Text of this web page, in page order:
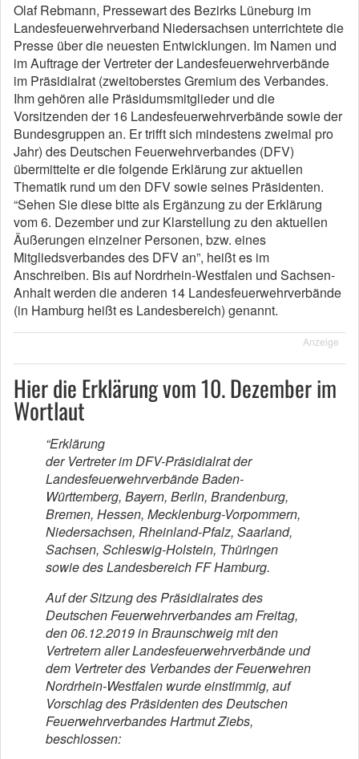
Olaf Rebmann, Pressewart des Bezirks Lüneburg im
Landesfeuerwehrverband Niedersachsen unterrichtete die
Presse über die neuesten Entwicklungen. Im Namen und
im Auftrage der Vertreter der Landesfeuerwehrverbände
im Präsidialrat (zweitoberstes Gremium des Verbandes.
Ihm gehören alle Präsidumsmitglieder und die
Vorsitzenden der 16 Landesfeuerwehrverbände sowie der
Bundesgruppen an. Er trifft sich mindestens zweimal pro
Jahr) des Deutschen Feuerwehrverbandes (DFV)
übermittelte er die folgende Erklärung zur aktuellen
Thematik rund um den DFV sowie seines Präsidenten.
“Sehen Sie diese bitte als Ergänzung zu der Erklärung
vom 6. Dezember und zur Klarstellung zu den aktuellen
Äußerungen einzelner Personen, bzw. eines
Mitgliedsverbandes des DFV an”, heißt es im
Anschreiben. Bis auf Nordrhein-Westfalen und Sachsen-
Anhalt werden die anderen 14 Landesfeuerwehrverbände
(in Hamburg heißt es Landesbereich) genannt.
Anzeige
Hier die Erklärung vom 10. Dezember im
Wortlaut
“Erklärung
der Vertreter im DFV-Präsidialrat der
Landesfeuerwehrverbände Baden-
Württemberg, Bayern, Berlin, Brandenburg,
Bremen, Hessen, Mecklenburg-Vorpommern,
Niedersachsen, Rheinland-Pfalz, Saarland,
Sachsen, Schleswig-Holstein, Thüringen
sowie des Landesbereich FF Hamburg.
Auf der Sitzung des Präsidialrates des
Deutschen Feuerwehrverbandes am Freitag,
den 06.12.2019 in Braunschweig mit den
Vertretern aller Landesfeuerwehrverbände und
dem Vertreter des Verbandes der Feuerwehren
Nordrhein-Westfalen wurde einstimmig, auf
Vorschlag des Präsidenten des Deutschen
Feuerwehrverbandes Hartmut Ziebs,
beschlossen: